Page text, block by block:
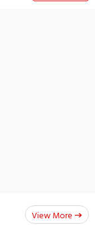
View More